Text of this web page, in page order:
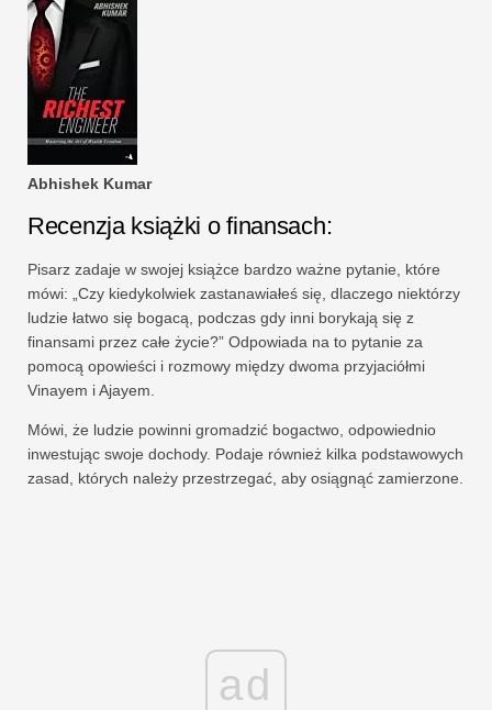
Abhishek Kumar
Recenzja książki o finansach:
Pisarz zadaje w swojej książce bardzo ważne pytanie, które
mówi: „Czy kiedykolwiek zastanawiałeś się, dlaczego niektórzy
ludzie łatwo się bogacą, podczas gdy inni borykają się z
finansami przez całe życie?” Odpowiada na to pytanie za
pomocą opowieści i rozmowy między dwoma przyjaciółmi
Vinayem i Ajayem.
Mówi, że ludzie powinni gromadzić bogactwo, odpowiednio
inwestując swoje dochody. Podaje również kilka podstawowych
zasad, których należy przestrzegać, aby osiągnąć zamierzone.
ad